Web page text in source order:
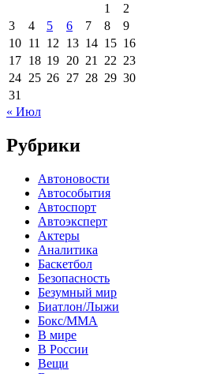
1
2
3
4 5 6 7 8
9
10 11 12 13 14 15 16
17 18 19 20 21 22 23
24 25 26 27 28 29 30
31
« Июл
Рубрики
Автоновости
Автособытия
Автоспорт
Автоэксперт
Актеры
Аналитика
Баскетбол
Безопасность
Безумный мир
Биатлон/Лыжи
Бокс/MMA
В мире
В России
Вещи